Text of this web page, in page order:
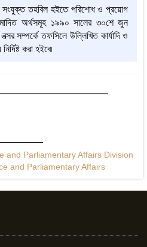
সংযুক্ত তহবিল হইতে পরিশোধ ও প্রয়োগ
অর্থসমূহ ১৯৯০ সালের ৩০শে জুন
সম্পর্কে তফসিলে উল্লিখিত কার্যাদি ও
করা হইবে৷
and Parliamentary Affairs Division
and Parliamentary Affairs